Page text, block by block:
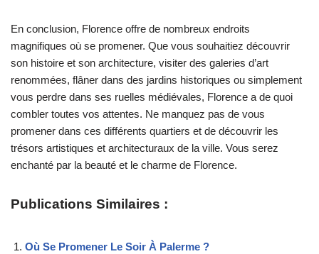
En conclusion, Florence offre de nombreux endroits
magnifiques où se promener. Que vous souhaitiez découvrir
son histoire et son architecture, visiter des galeries d’art
renommées, flâner dans des jardins historiques ou simplement
vous perdre dans ses ruelles médiévales, Florence a de quoi
combler toutes vos attentes. Ne manquez pas de vous
promener dans ces différents quartiers et de découvrir les
trésors artistiques et architecturaux de la ville. Vous serez
enchanté par la beauté et le charme de Florence.
Publications Similaires :
Où Se Promener Le Soir À Palerme ?